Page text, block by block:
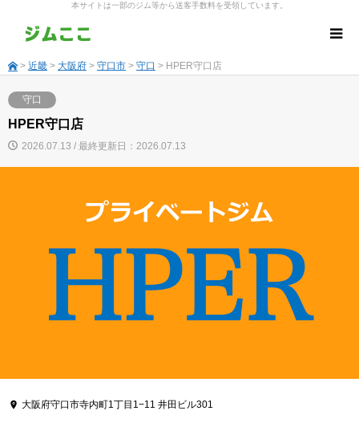
本サイトは一部のジム等から送客手数料を受領しています。
> 近畿 > 大阪府 > 守口市 > 守口 > HPER守口店
守口
HPER守口店
2026.07.13 / 最終更新日：2026.07.13
大阪府守口市寺内町1丁目1−11 井田ビル301